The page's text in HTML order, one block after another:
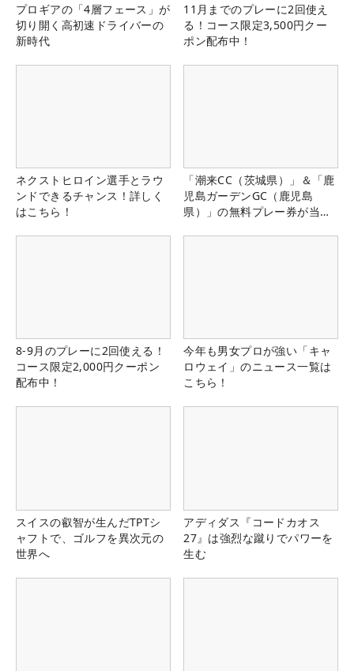
プロギアの「4層フェース」が
切り開く高初速ドライバーの
新時代
11月までのプレーに2回使え
る！コース限定3,500円クー
ポン配布中！
ネクストヒロイン選手とラウ
ンドできるチャンス！詳しく
はこちら！
「潮来CC（茨城県）」＆「鹿
児島ガーデンGC（鹿児島
県）」の無料プレー券が当た
8-9月のプレーに2回使える！
コース限定2,000円クーポン
配布中！
今年も男女プロが強い「キャ
ロウェイ」のニュース一覧は
こちら！
スイスの叡智が生んだTPTシ
ャフトで、ゴルフを異次元の
世界へ
アディダス『コードカオス
27』は強烈な蹴りでパワーを
生む